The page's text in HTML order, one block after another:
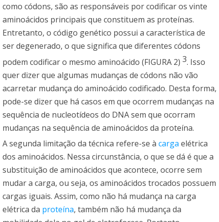
como códons, são as responsáveis por codificar os vinte
aminoácidos principais que constituem as proteínas.
Entretanto, o código genético possui a característica de
ser degenerado, o que significa que diferentes códons
podem codificar o mesmo aminoácido (FIGURA 2) 3. Isso
quer dizer que algumas mudanças de códons não vão
acarretar mudança do aminoácido codificado. Desta forma,
pode-se dizer que há casos em que ocorrem mudanças na
sequência de nucleotídeos do DNA sem que ocorram
mudanças na sequência de aminoácidos da proteína.
A segunda limitação da técnica refere-se à carga elétrica
dos aminoácidos. Nessa circunstância, o que se dá é que a
substituição de aminoácidos que acontece, ocorre sem
mudar a carga, ou seja, os aminoácidos trocados possuem
cargas iguais. Assim, como não há mudança na carga
elétrica da proteína, também não há mudança da